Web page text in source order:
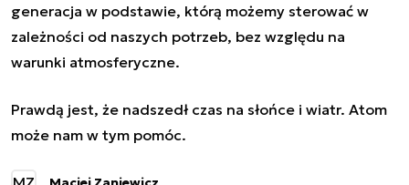
generacja w podstawie, którą możemy sterować w
zależności od naszych potrzeb, bez względu na
warunki atmosferyczne.
Prawdą jest, że nadszedł czas na słońce i wiatr. Atom
może nam w tym pomóc.